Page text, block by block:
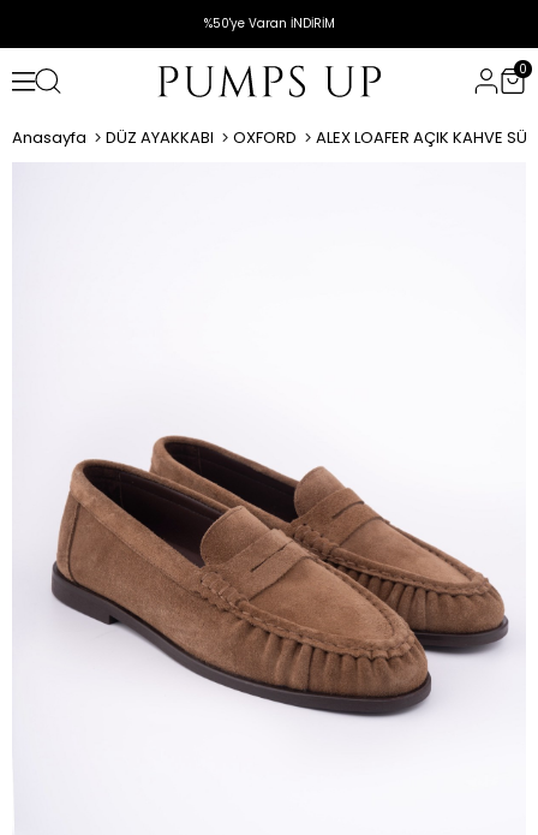
%50'ye Varan İNDİRİM
0
Anasayfa DÜZ AYAKKABI OXFORD ALEX LOAFER AÇIK KAHVE